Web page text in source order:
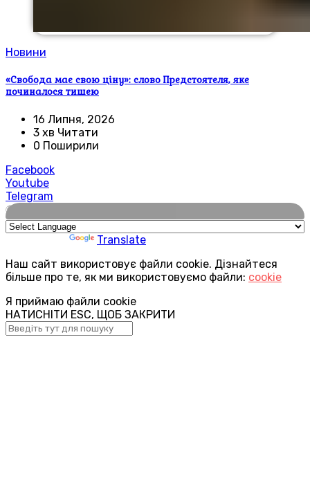
Новини
«Свобода має свою ціну»: слово Предстоятеля, яке
починалося тишею
16 Липня, 2026
3 хв Читати
0 Поширили
Facebook
Youtube
Telegram
🌍
Translate
Наш сайт використовує файли cookie. Дізнайтеся
більше про те, як ми використовуємо файли: cookie
Я приймаю файли cookie
НАТИСНІТИ ESC, ЩОБ ЗАКРИТИ